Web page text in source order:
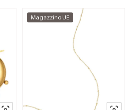
Magazzino UE